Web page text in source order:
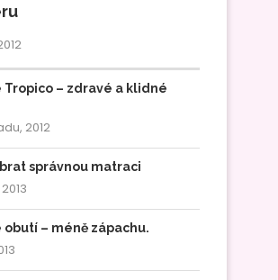
Tropico – zdravé a klidné
2012
správnou matraci
obutí – méně zápachu.